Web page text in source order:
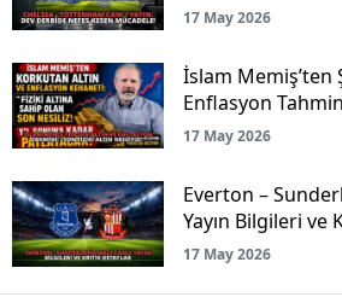
17 May 2026
İslam Memiş’ten
Enflasyon
Nesliyiz!”
17 May 2026
Everton –
Yayın Bilgileri ve
17 May 2026